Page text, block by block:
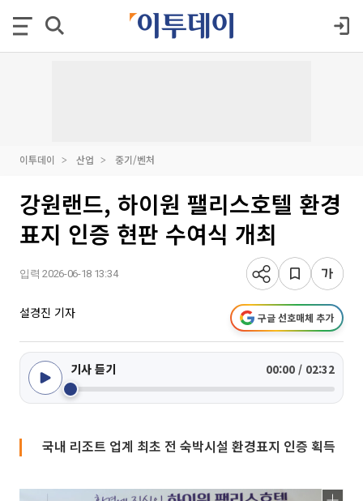
이투데이 산업 중기/벤처
강원랜드, 하이원 팰리스호텔 환경
표지 인증 현판 수여식 개최
입력 2026-06-18 13:34
설경진 기자 구글 선호매체 추가
기사 듣기 00:00 / 02:32
국내 리조트 업계 최초 전 숙박시설 환경표지 인증 획득